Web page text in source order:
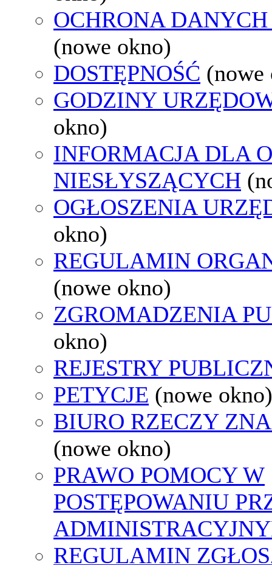
OCHRONA
(nowe okno)
DOSTĘPNOŚĆ (nowe
GODZINY
okno)
INFORMACJA DLA
NIESŁYSZĄCYCH
OGŁOSZENIA
okno)
REGULAMIN
(nowe okno)
ZGROMADZENIA
okno)
REJESTRY
PETYCJE (nowe okno)
BIURO RZECZY
(nowe okno)
PRAWO POMOCY W
POSTĘPOWANIU
REGULAMIN